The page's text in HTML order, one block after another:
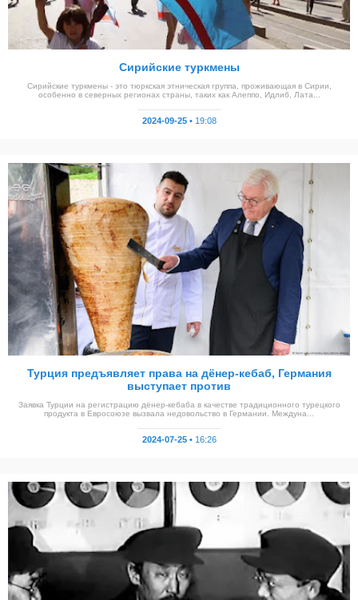
Сирийские туркмены
Сирийские туркмены - это тюркская этническая группа, проживающая в Сирии,
особенно в северных регионах страны, таких как Алеппо, Идлиб, Лата...
2024-09-25 • 19:08
Турция предъявляет права на дёнер-кебаб, Германия
выступает против
Заявка Турции на регистрацию дёнер-кебаба в качестве традиционного турецкого
продукта в Евросоюзе вызвала недовольство в Германии. Междуна...
2024-07-25 • 16:26